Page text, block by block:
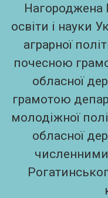
Нагороджена
освіти і науки
аграрної
почесною
обласної
грамотою
молодіжної
обласної